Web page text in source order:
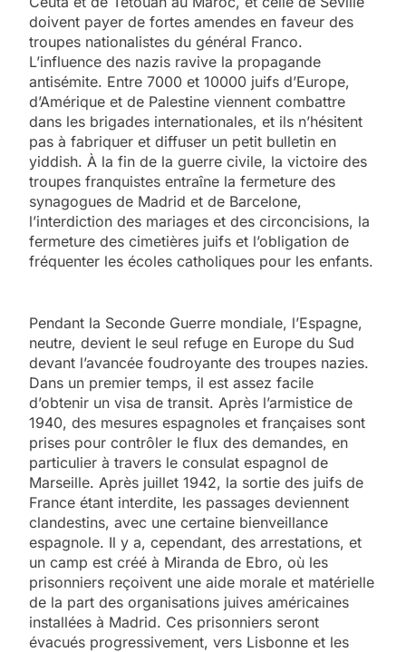
doivent payer de fortes amendes en faveur des
troupes nationalistes du général Franco.
L’influence des nazis ravive la propagande
antisémite. Entre 7000 et 10000 juifs d’Europe,
d’Amérique et de Palestine viennent combattre
dans les brigades internationales, et ils n’hésitent
pas à fabriquer et diffuser un petit bulletin en
yiddish. À la fin de la guerre civile, la victoire des
troupes franquistes entraîne la fermeture des
synagogues de Madrid et de Barcelone,
l’interdiction des mariages et des circoncisions, la
fermeture des cimetières juifs et l’obligation de
fréquenter les écoles catholiques pour les enfants.
Pendant la Seconde Guerre mondiale, l’Espagne,
neutre, devient le seul refuge en Europe du Sud
devant l’avancée foudroyante des troupes nazies.
Dans un premier temps, il est assez facile
d’obtenir un visa de transit. Après l’armistice de
1940, des mesures espagnoles et françaises sont
prises pour contrôler le flux des demandes, en
particulier à travers le consulat espagnol de
Marseille. Après juillet 1942, la sortie des juifs de
France étant interdite, les passages deviennent
clandestins, avec une certaine bienveillance
espagnole. Il y a, cependant, des arrestations, et
un camp est créé à Miranda de Ebro, où les
prisonniers reçoivent une aide morale et matérielle
de la part des organisations juives américaines
installées à Madrid. Ces prisonniers seront
évacués progressivement, vers Lisbonne et les